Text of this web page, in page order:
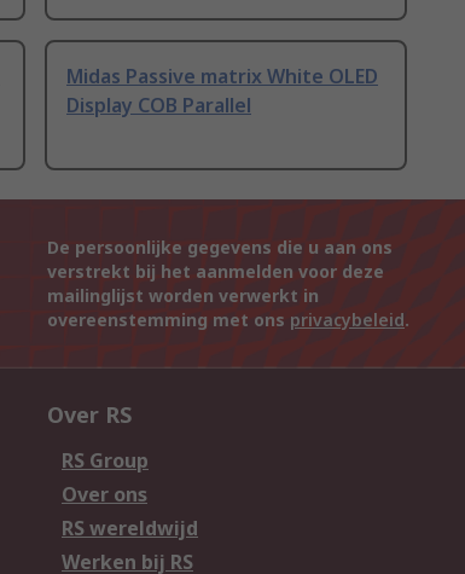
Midas Passive matrix White OLED
Display COB Parallel
De persoonlijke gegevens die u aan ons
verstrekt bij het aanmelden voor deze
mailinglijst worden verwerkt in
overeenstemming met ons privacybeleid.
Over RS
RS Group
Over ons
RS wereldwijd
Werken bij RS